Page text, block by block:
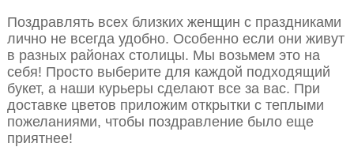
Поздравлять всех близких женщин с праздниками
лично не всегда удобно. Особенно если они живут
в разных районах столицы. Мы возьмем это на
себя! Просто выберите для каждой подходящий
букет, а наши курьеры сделают все за вас. При
доставке цветов приложим открытки с теплыми
пожеланиями, чтобы поздравление было еще
приятнее!